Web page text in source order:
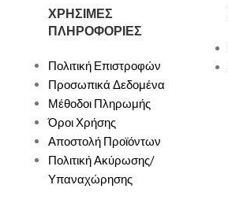
ΧΡΗΣΙΜΕΣ
ΠΛΗΡΟΦΟΡΙΕΣ
Πολιτική Επιστροφών
Προσωπικά Δεδομένα
Μέθοδοι Πληρωμής
Όροι Χρήσης
Αποστολή Προϊόντων
Πολιτική Ακύρωσης/
Υπαναχώρησης